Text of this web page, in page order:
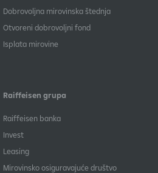
Dobrovoljna mirovinska štednja
Otvoreni dobrovoljni fond
Isplata mirovine
Raiffeisen grupa
Raiffeisen banka
Invest
Leasing
Mirovinsko osiguravajuće društvo